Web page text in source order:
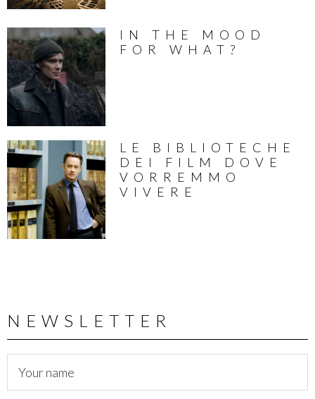
IN THE MOOD
FOR WHAT?
LE BIBLIOTECHE
DEI FILM DOVE
VORREMMO
VIVERE
NEWSLETTER